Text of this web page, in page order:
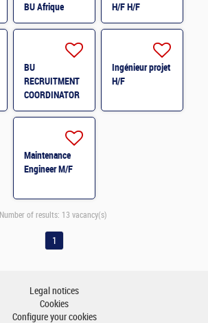
BU Afrique
subsaharienne
H/F H/F
BU
RECRUITMENT
COORDINATOR
H/F
Ingénieur projet
H/F
Maintenance
Engineer M/F
Number of results: 13 vacancy(s)
1
Legal notices
Cookies
Configure your cookies